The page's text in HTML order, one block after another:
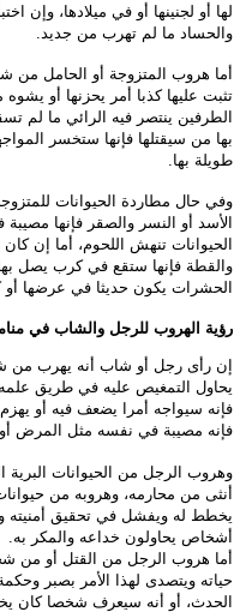
لها أو لجنينها أو في ميلادها، وإن
والحساد ما لم تهرب من جديد.
أما هروب المتزوجة أو الحامل من
تثبت عليها كذبا أمر يحزنها أو
الطرفين ينتصر فيه الرائي ما لم
بها من سيقتلها فإنها ستخسر
طويلة بها.
وفي حال مطاردة الحيوانات
الأسد أو النسر والصقر فإنها
الحيوانات تنهش اللحوم، أما إن
والقطة فإنها ستقع في كرب يصل بها
الحشرات يكون حديثا في عرضها أو
رؤية الهروب للرجل والشاب في
إن رأى رجل أو شاب أنه يهرب
يحاول التمغيص عليه في طريق
فإنه سيواجه أمرا يضعف فيه أو
فإنه مصيبة في نفسه مثل المرض
وهروب الرجل من الحيوانات
أنثى من محارمه، وهروبه من
يخطط له ويفشل في تحقيق أمنيته
أشخاص يحاولون خداعه والمكر به.
أما هروب الرجل من القتل أو من
حياته ويتصدى لهذا الأمر بصبر
الحدث، أو أنه سيعرف شخصا كان